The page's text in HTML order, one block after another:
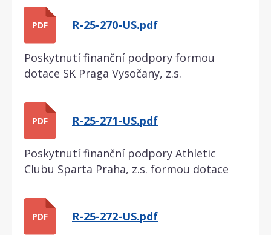
PDF R-25-270-US.pdf
Poskytnutí finanční podpory formou
dotace SK Praga Vysočany, z.s.
PDF R-25-271-US.pdf
Poskytnutí finanční podpory Athletic
Clubu Sparta Praha, z.s. formou dotace
PDF R-25-272-US.pdf